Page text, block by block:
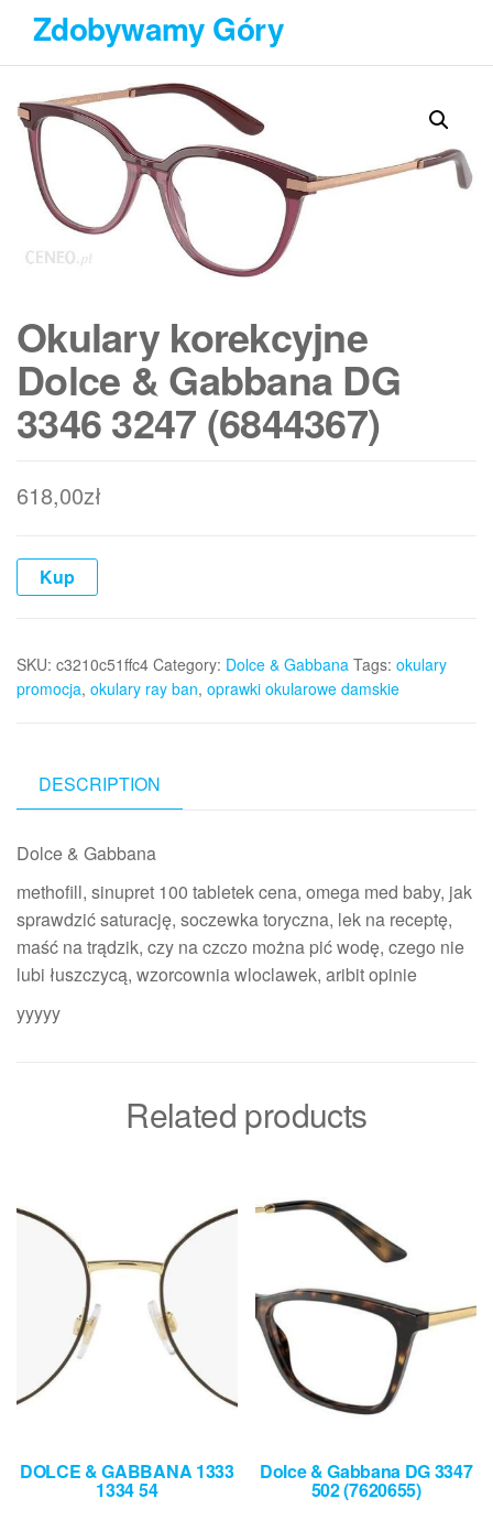
Przejdź
treści
Zdobywamy Góry
Okulary korekcyjne
Dolce & Gabbana DG
3346 3247 (6844367)
618,00zł
Kup
SKU: c3210c51ffc4 Category: Dolce & Gabbana Tags: okulary
promocja, okulary ray ban, oprawki okularowe damskie
DESCRIPTION
Dolce & Gabbana
methofill, sinupret 100 tabletek cena, omega med baby, jak
sprawdzić saturację, soczewka toryczna, lek na receptę,
maść na trądzik, czy na czczo można pić wodę, czego nie
lubi łuszczycą, wzorcownia wloclawek, aribit opinie
yyyyy
Related products
DOLCE & GABBANA 1333
1334 54
Dolce & Gabbana DG 3347
502 (7620655)